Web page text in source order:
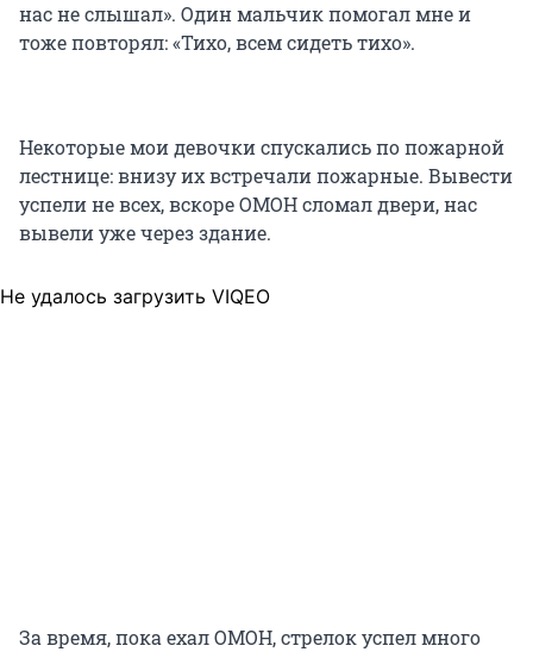
нас не слышал». Один мальчик помогал мне и
тоже повторял: «Тихо, всем сидеть тихо».
Некоторые мои девочки спускались по пожарной
лестнице: внизу их встречали пожарные. Вывести
успели не всех, вскоре ОМОН сломал двери, нас
вывели уже через здание.
Не удалось загрузить VIQEO
За время, пока ехал ОМОН, стрелок успел много